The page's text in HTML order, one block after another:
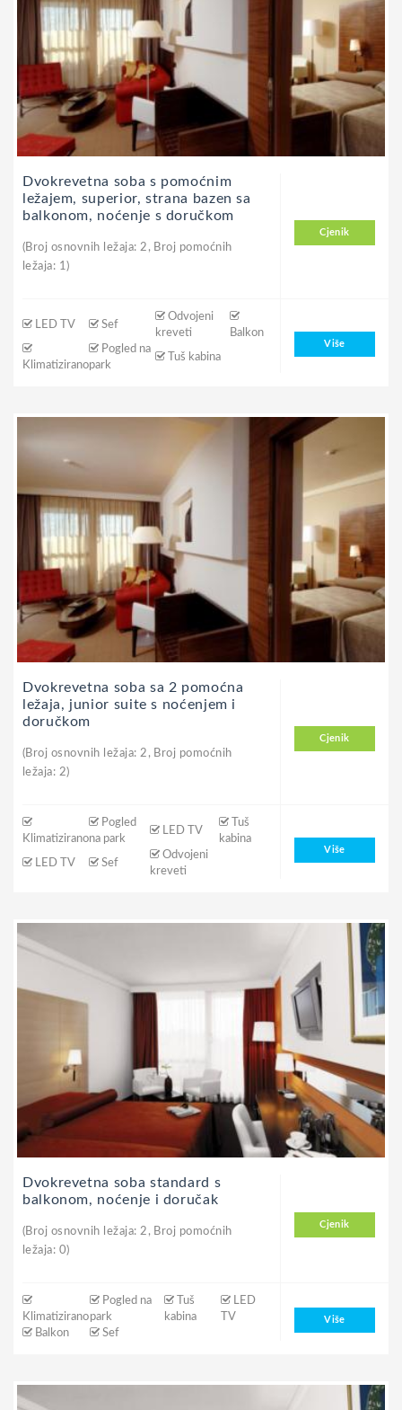
Dvokrevetna soba s pomoćnim
ležajem, superior, strana bazen sa
balkonom, noćenje s doručkom
(Broj osnovnih ležaja: 2, Broj pomoćnih
ležaja: 1)
Cjenik
LED TV Sef
Odvojeni
kreveti
Balkon
Klimatizirano
Pogled na
park
Tuš kabina
Više
Dvokrevetna soba sa 2 pomoćna
ležaja, junior suite s noćenjem i
doručkom
(Broj osnovnih ležaja: 2, Broj pomoćnih
ležaja: 2)
Cjenik
Klimatizirano
Pogled
na park
LED TV
Tuš
kabina
LED TV
Sef
Odvojeni
kreveti
Više
Dvokrevetna soba standard s
balkonom, noćenje i doručak
(Broj osnovnih ležaja: 2, Broj pomoćnih
ležaja: 0)
Cjenik
Klimatizirano
Pogled na
park
Tuš
kabina
LED
TV
Balkon
Sef
Više